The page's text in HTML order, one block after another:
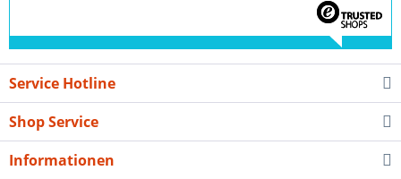
Service Hotline
Shop Service
Informationen